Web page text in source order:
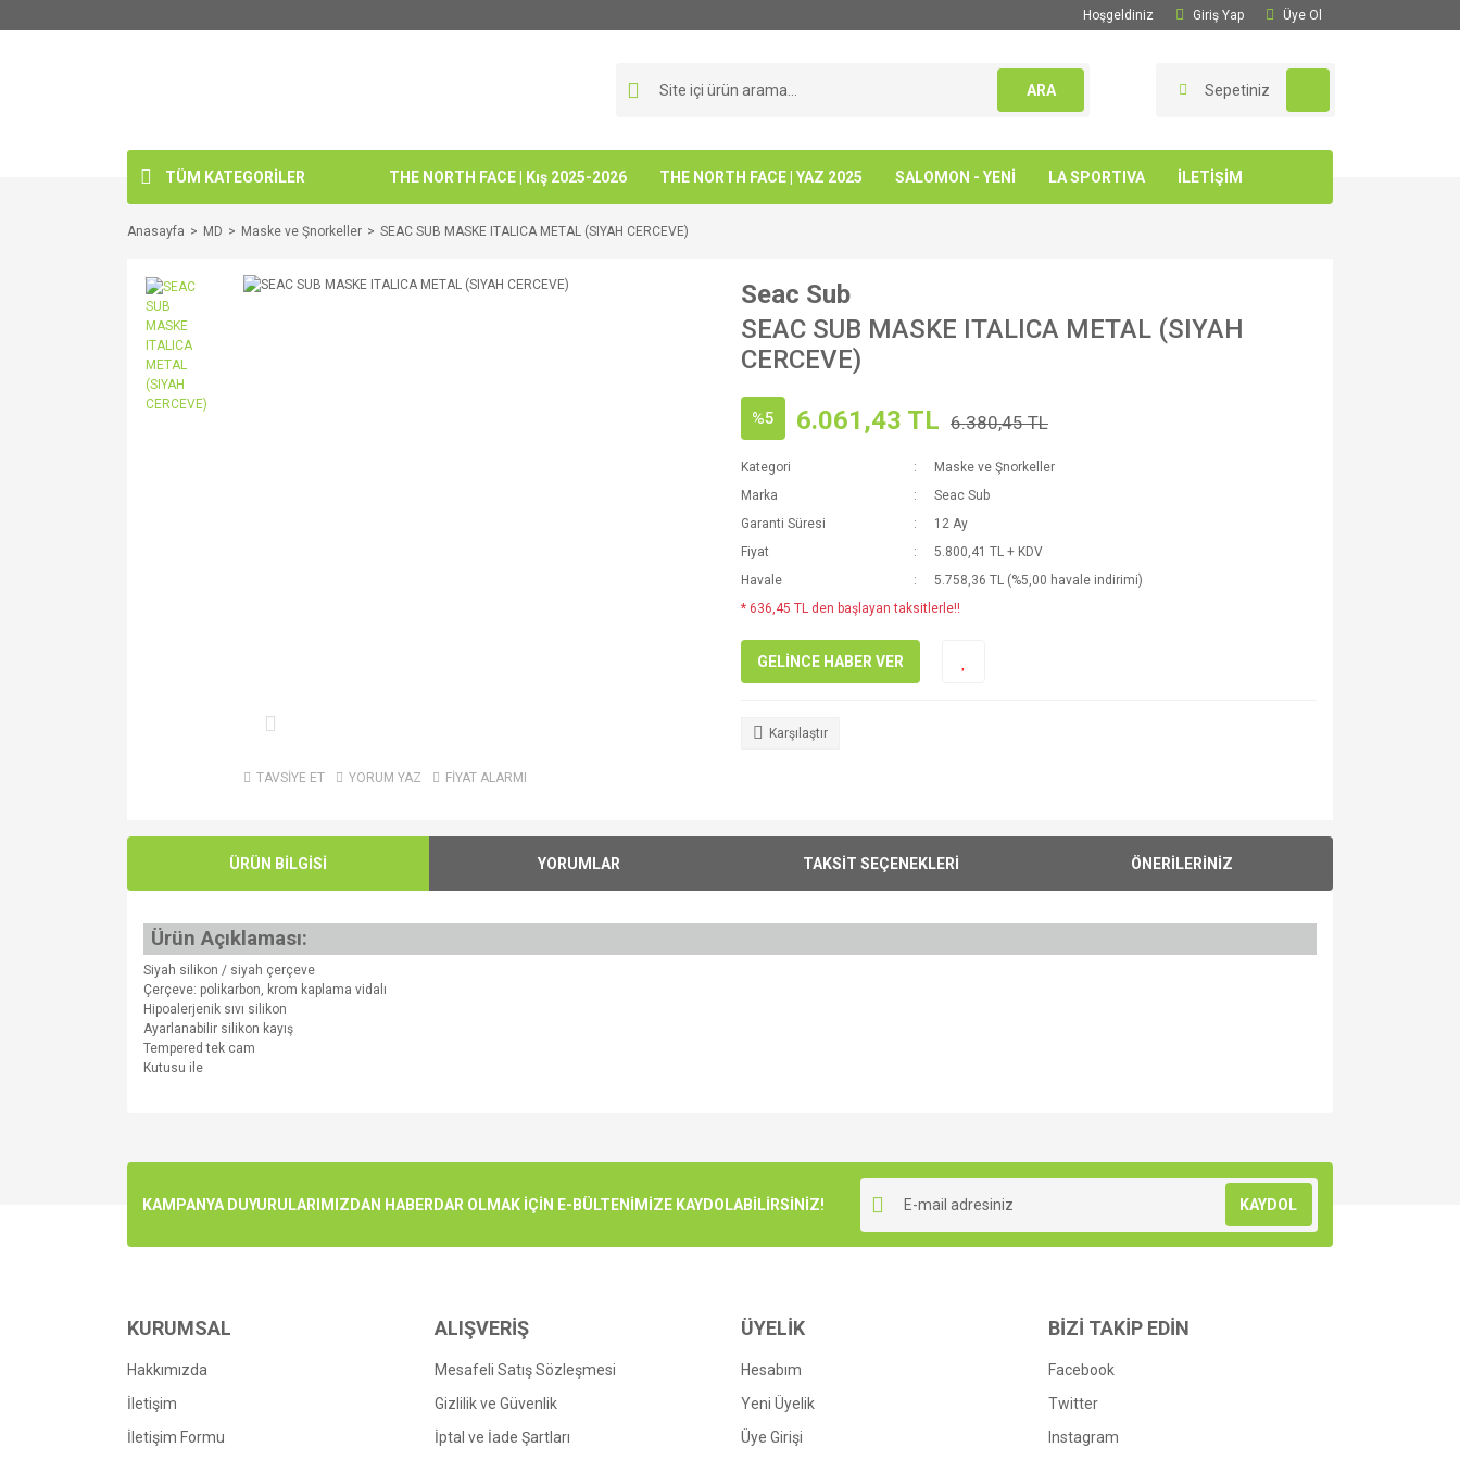
Hoşgeldiniz Giriş Yap Üye Ol
ARA Sepetiniz
TÜM KATEGORİLER THE NORTH FACE | Kış 2025-2026 THE NORTH FACE | YAZ 2025 SALOMON - YENİ LA SPORTIVA İLETİŞİM
Anasayfa MD Maske ve Şnorkeller SEAC SUB MASKE ITALICA METAL (SIYAH CERCEVE)
TAVSİYE ET YORUM YAZ FİYAT ALARMI
Seac Sub
SEAC SUB MASKE ITALICA METAL (SIYAH
CERCEVE)
%5 6.061,43 TL 6.380,45 TL
Kategori
Maske ve Şnorkeller
Marka
Seac Sub
Garanti Süresi
12 Ay
Fiyat
5.800,41 TL + KDV
Havale
5.758,36 TL (%5,00 havale indirimi)
* 636,45 TL den başlayan taksitlerle!!
GELİNCE HABER VER
Karşılaştır
ÜRÜN BİLGİSİ YORUMLAR TAKSİT SEÇENEKLERİ ÖNERİLERİNİZ
Ürün Açıklaması:
Siyah silikon / siyah çerçeve
Çerçeve: polikarbon, krom kaplama vidalı
Hipoalerjenik sıvı silikon
Ayarlanabilir silikon kayış
Tempered tek cam
Kutusu ile
Ürün resmi kalitesiz, bozuk veya görüntülenemiyor.
Bu ürüne benzer farklı alternatifler olmalı.
KAMPANYA DUYURULARIMIZDAN HABERDAR OLMAK İÇİN E-BÜLTENİMİZE KAYDOLABİLİRSİNİZ! KAYDOL
KURUMSAL
Hakkımızda
İletişim
İletişim Formu
ALIŞVERİŞ
Mesafeli Satış Sözleşmesi
Gizlilik ve Güvenlik
İptal ve İade Şartları
ÜYELİK
Hesabım
Yeni Üyelik
Üye Girişi
BİZİ TAKİP EDİN
Facebook
Twitter
Instagram